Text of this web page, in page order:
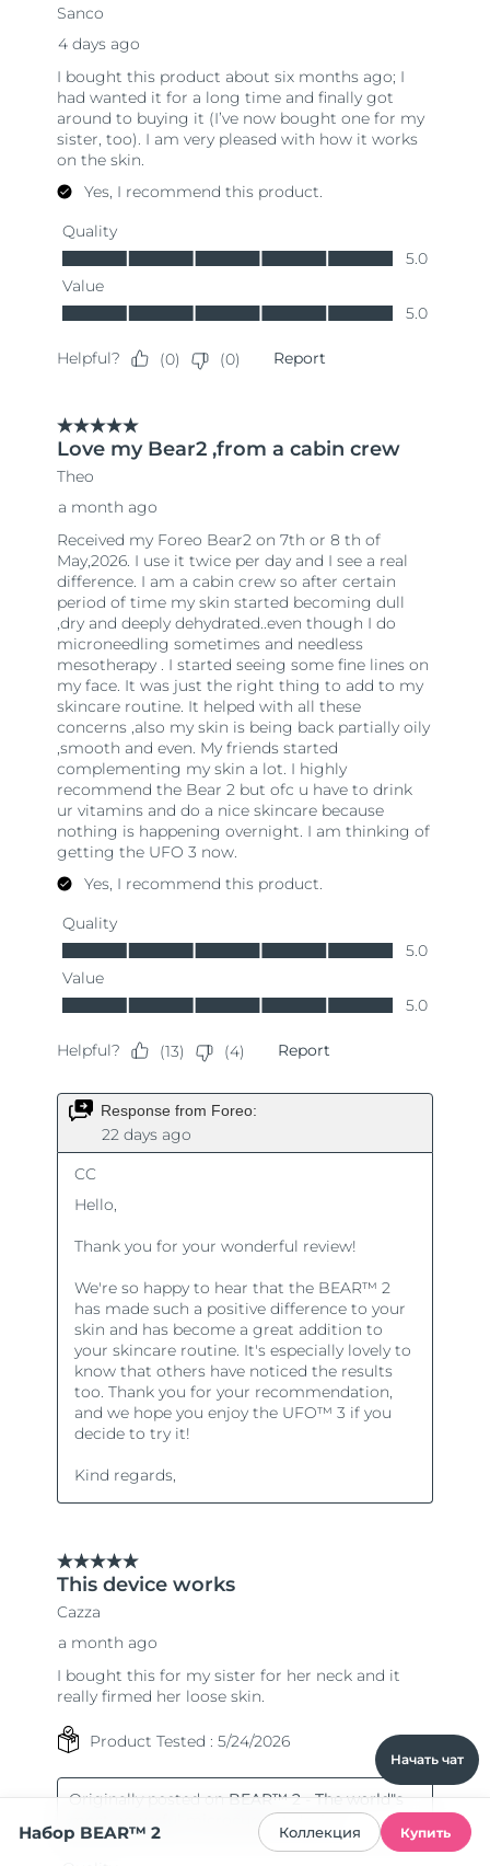
Начать чат
Набор BEAR™ 2 Коллекция Купить